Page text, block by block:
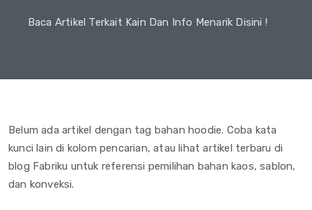
Baca Artikel Terkait Kain Dan Info Menarik Disini !
Belum ada artikel dengan tag bahan hoodie. Coba kata
kunci lain di kolom pencarian, atau lihat artikel terbaru di
blog Fabriku untuk referensi pemilihan bahan kaos, sablon,
dan konveksi.